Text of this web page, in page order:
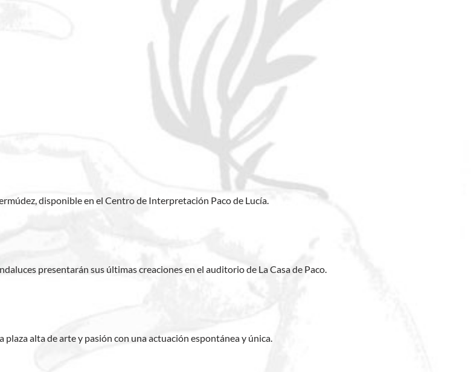
disponible en el Centro de Interpretación Paco de Lucía.
presentarán sus últimas creaciones en el auditorio de La Casa de Paco.
alta de arte y pasión con una actuación espontánea y única.